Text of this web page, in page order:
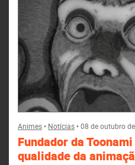
Animes• Notícias•08 de outubro
Fundador da
qualidade da